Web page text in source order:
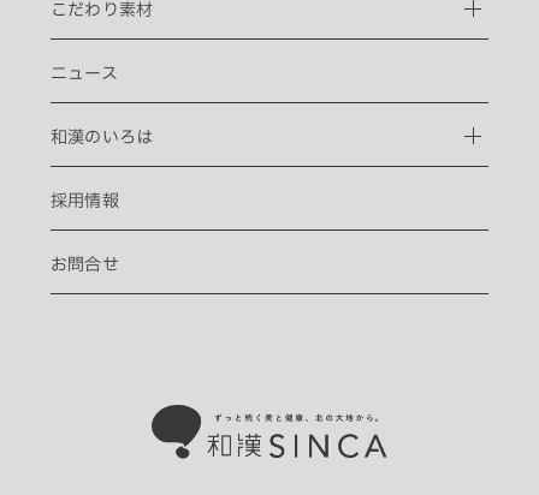
こだわり素材
ニュース
和漢のいろは
採用情報
お問合せ